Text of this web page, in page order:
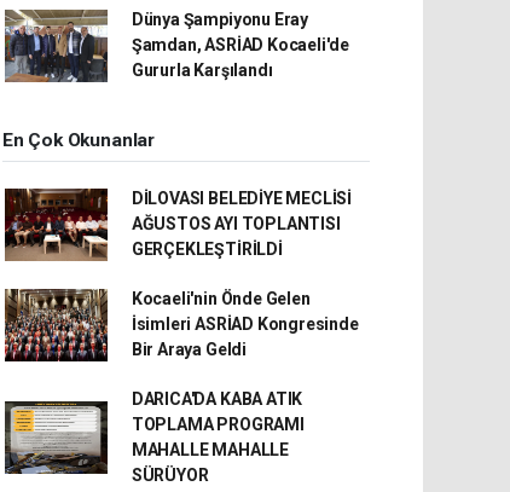
Dünya Şampiyonu Eray
Şamdan, ASRİAD Kocaeli'de
Gururla Karşılandı
En Çok Okunanlar
DİLOVASI BELEDİYE MECLİSİ
AĞUSTOS AYI TOPLANTISI
GERÇEKLEŞTİRİLDİ
Kocaeli'nin Önde Gelen
İsimleri ASRİAD Kongresinde
Bir Araya Geldi
DARICA'DA KABA ATIK
TOPLAMA PROGRAMI
MAHALLE MAHALLE
SÜRÜYOR